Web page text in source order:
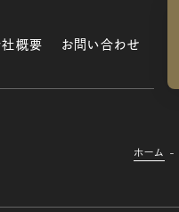
概要 お問い合わせ
ホーム